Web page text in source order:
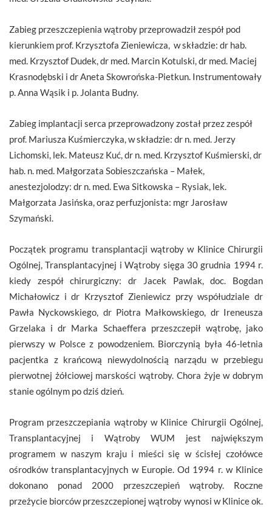
Zabieg przeszczepienia wątroby przeprowadził zespół pod
kierunkiem prof. Krzysztofa Zieniewicza, w składzie: dr hab.
med. Krzysztof Dudek, dr med. Marcin Kotulski, dr med. Maciej
Krasnodębski i dr Aneta Skowrońska-Pietkun. Instrumentowały
p. Anna Wąsik i p. Jolanta Budny.
Zabieg implantacji serca przeprowadzony został przez zespół
prof. Mariusza Kuśmierczyka, w składzie: dr n. med. Jerzy
Lichomski, lek. Mateusz Kuć, dr n. med. Krzysztof Kuśmierski, dr
hab. n. med. Małgorzata Sobieszczańska – Małek,
anestezjolodzy: dr n. med. Ewa Sitkowska – Rysiak, lek.
Małgorzata Jasińska, oraz perfuzjonista: mgr Jarosław
Szymański.
Początek programu transplantacji wątroby w Klinice Chirurgii
Ogólnej, Transplantacyjnej i Wątroby sięga 30 grudnia 1994 r.
kiedy zespół chirurgiczny: dr Jacek Pawlak, doc. Bogdan
Michałowicz i dr Krzysztof Zieniewicz przy współudziale dr
Pawła Nyckowskiego, dr Piotra Małkowskiego, dr Ireneusza
Grzelaka i dr Marka Schaeffera przeszczepił wątrobę, jako
pierwszy w Polsce z powodzeniem. Biorczynią była 46-letnia
pacjentka z krańcową niewydolnością narządu w przebiegu
pierwotnej żółciowej marskości wątroby. Chora żyje w dobrym
stanie ogólnym po dziś dzień.
Program przeszczepiania wątroby w Klinice Chirurgii Ogólnej,
Transplantacyjnej i Wątroby WUM jest największym
programem w naszym kraju i mieści się w ścisłej czołówce
ośrodków transplantacyjnych w Europie. Od 1994 r. w Klinice
dokonano ponad 2000 przeszczepień wątroby. Roczne
przeżycie biorców przeszczepionej wątroby wynosi w Klinice ok.